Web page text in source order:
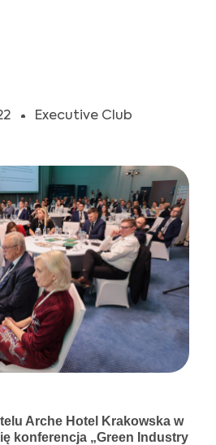
Executive Club
Arche Hotel Krakowska w
konferencja „Green Industry